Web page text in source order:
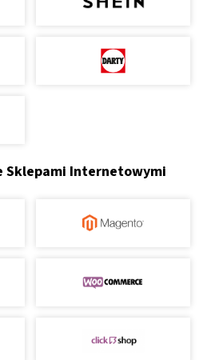
Sklepami Internetowymi